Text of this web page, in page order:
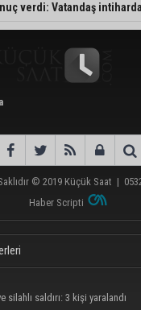
verdi: Vatandaş
© 2019 Küçük Saat |
Haber Scripti
silahlı saldırı: 3 kişi yaralandı